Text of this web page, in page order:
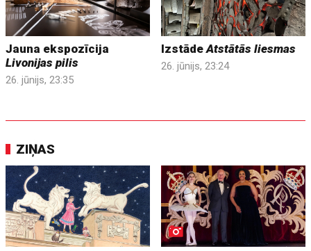
Jauna ekspozīcija
Livonijas pilis
26. jūnijs, 23:35
IzstādeAtstātās liesmas
26. jūnijs, 23:24
ZIŅAS